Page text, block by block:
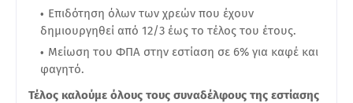
Επιδότηση όλων των χρεών που έχουν
δημιουργηθεί από 12/3 έως το τέλος του έτους.
Μείωση του ΦΠΑ στην εστίαση σε 6% για καφέ και
φαγητό.
Τέλος καλούμε όλους τους συναδέλφους της εστίασης